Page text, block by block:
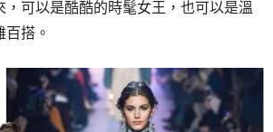
，可以是酷酷的時髦女王，也可以是溫
搭。